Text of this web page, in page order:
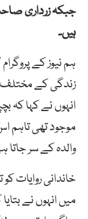
جبکہ زرداری
ہیں۔
ہم نیوز کے
زندگی کے مختلف
انہوں نے کہا
موجود تھی تاہم
والدہ کے سر جاتا
خاندانی روایات
میں انہوں نے